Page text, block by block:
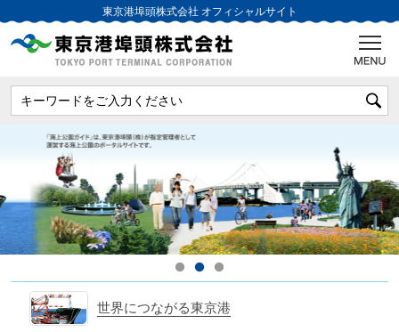
東京港埠頭株式会社 オフィシャルサイト
世界につながる東京港